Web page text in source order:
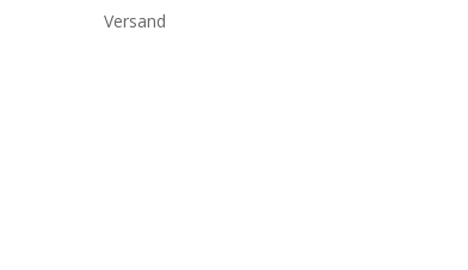
Versand